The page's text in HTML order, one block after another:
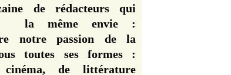
de rédacteurs qui
la même envie :
notre passion de la
toutes ses formes :
cinéma, de littérature